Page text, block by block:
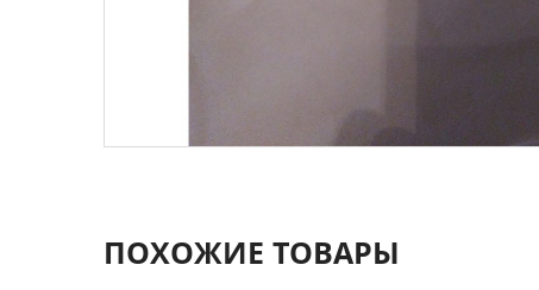
ПОХОЖИЕ ТОВАРЫ